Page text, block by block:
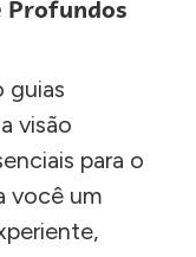
Profundos
guias
visão
para o
você um